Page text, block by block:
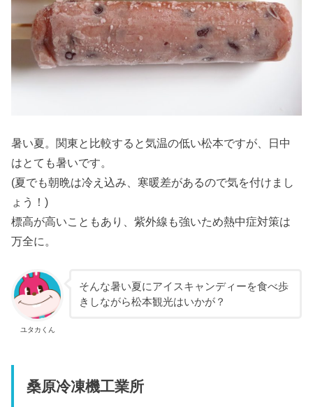
暑い夏。関東と比較すると気温の低い松本ですが、日中
はとても暑いです。
(夏でも朝晩は冷え込み、寒暖差があるので気を付けまし
ょう！)
標高が高いこともあり、紫外線も強いため熱中症対策は
万全に。
ユタカくん
そんな暑い夏にアイスキャンディーを食べ歩
きしながら松本観光はいかが？
桑原冷凍機工業所